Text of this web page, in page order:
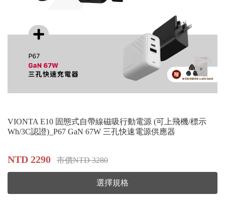
VIONTA E10 固態式自帶線磁吸行動電源 (可上飛機/標示
Wh/3C認證)_P67 GaN 67W 三孔快速電源供應器
NTD 2290 市價NTD 3280
選擇規格